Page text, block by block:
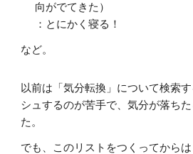
向がでてきた）
：とにかく寝る！
など。
以前は「気分転換」について検索
シュするのが苦手で、気分が落ち
た。
でも、このリストをつくってから